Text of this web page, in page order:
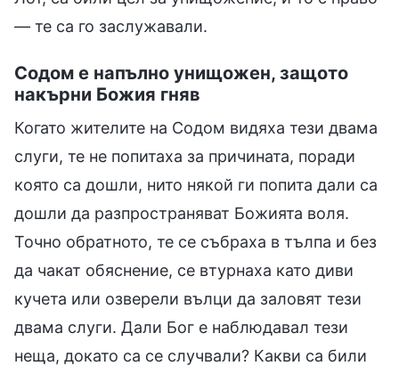
— те са го заслужавали.
Содом е напълно унищожен, защото
накърни Божия гняв
Когато жителите на Содом видяха тези двама
слуги, те не попитаха за причината, поради
която са дошли, нито някой ги попита дали са
дошли да разпространяват Божията воля.
Точно обратното, те се събраха в тълпа и без
да чакат обяснение, се втурнаха като диви
кучета или озверели вълци да заловят тези
двама слуги. Дали Бог е наблюдавал тези
неща, докато са се случвали? Какви са били